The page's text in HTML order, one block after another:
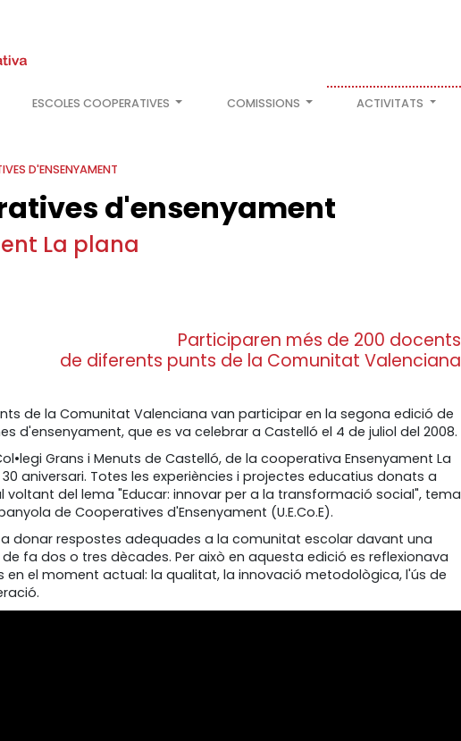
ESCOLES COOPERATIVES COMISSIONS ACTIVITATS
D'ENSENYAMENT
d'ensenyament
La plana
Participaren més de 200 docents
de diferents punts de la Comunitat Valenciana
de la Comunitat Valenciana van participar en la segona edició de
d'ensenyament, que es va celebrar a Castelló el 4 de juliol del 2008.
Grans i Menuts de Castelló, de la cooperativa Ensenyament La
aniversari. Totes les experiències i projectes educatius donats a
voltant del lema "Educar: innovar per a la transformació social", tema
de Cooperatives d'Ensenyament (U.E.Co.E).
donar respostes adequades a la comunitat escolar davant una
fa dos o tres dècades. Per això en aquesta edició es reflexionava
el moment actual: la qualitat, la innovació metodològica, l'ús de